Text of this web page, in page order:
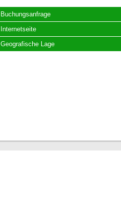
Buchungsanfrage
Internetseite
Geografische Lage